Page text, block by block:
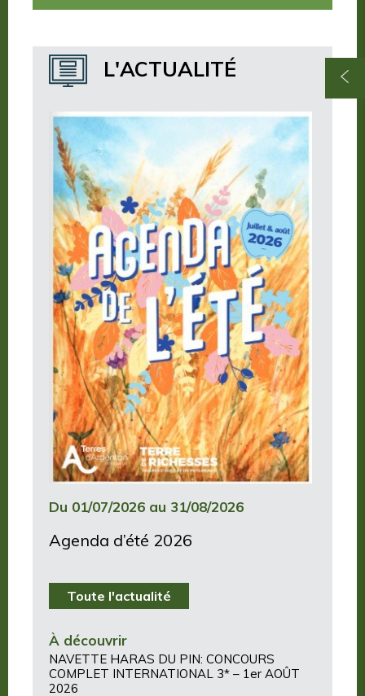
Où dormir ?
L'ACTUALITÉ
Du 01/07/2026 au 31/08/2026
Agenda d’été 2026
Toute l'actualité
À découvrir
NAVETTE HARAS DU PIN: CONCOURS
COMPLET INTERNATIONAL 3* – 1er AOÛT
2026